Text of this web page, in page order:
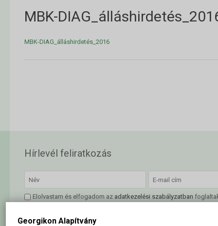
Georgikon Alapítvány
MBK-
MBK-DIAG_álláshirdetés_2016
Hírlevél feliratkozás
Elolvastam és elfogadom az adatkezelési szabályzatban